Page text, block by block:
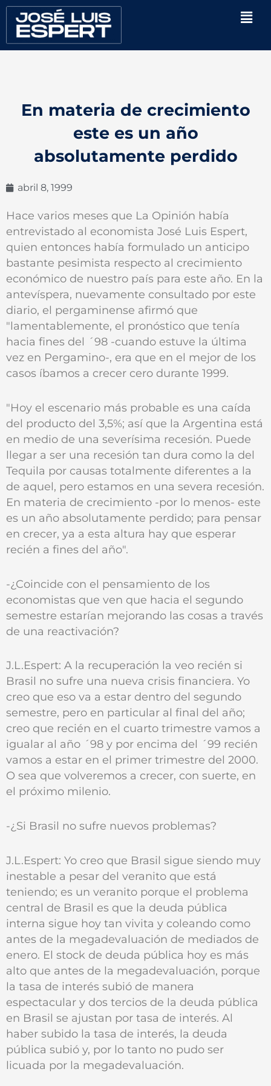
contenido
En materia de crecimiento
este es un año
absolutamente perdido
abril 8, 1999
Hace varios meses que La Opinión había
entrevistado al economista José Luis Espert,
quien entonces había formulado un anticipo
bastante pesimista respecto al crecimiento
económico de nuestro país para este año. En la
antevíspera, nuevamente consultado por este
diario, el pergaminense afirmó que
"lamentablemente, el pronóstico que tenía
hacia fines del ´98 -cuando estuve la última
vez en Pergamino-, era que en el mejor de los
casos íbamos a crecer cero durante 1999.
"Hoy el escenario más probable es una caída
del producto del 3,5%; así que la Argentina está
en medio de una severísima recesión. Puede
llegar a ser una recesión tan dura como la del
Tequila por causas totalmente diferentes a la
de aquel, pero estamos en una severa recesión.
En materia de crecimiento -por lo menos- este
es un año absolutamente perdido; para pensar
en crecer, ya a esta altura hay que esperar
recién a fines del año".
-¿Coincide con el pensamiento de los
economistas que ven que hacia el segundo
semestre estarían mejorando las cosas a través
de una reactivación?
J.L.Espert: A la recuperación la veo recién si
Brasil no sufre una nueva crisis financiera. Yo
creo que eso va a estar dentro del segundo
semestre, pero en particular al final del año;
creo que recién en el cuarto trimestre vamos a
igualar al año ´98 y por encima del ´99 recién
vamos a estar en el primer trimestre del 2000.
O sea que volveremos a crecer, con suerte, en
el próximo milenio.
-¿Si Brasil no sufre nuevos problemas?
J.L.Espert: Yo creo que Brasil sigue siendo muy
inestable a pesar del veranito que está
teniendo; es un veranito porque el problema
central de Brasil es que la deuda pública
interna sigue hoy tan vivita y coleando como
antes de la megadevaluación de mediados de
enero. El stock de deuda pública hoy es más
alto que antes de la megadevaluación, porque
la tasa de interés subió de manera
espectacular y dos tercios de la deuda pública
en Brasil se ajustan por tasa de interés. Al
haber subido la tasa de interés, la deuda
pública subió y, por lo tanto no pudo ser
licuada por la megadevaluación.